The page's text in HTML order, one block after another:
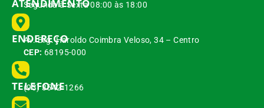
ATENDIMENTO
Segunda à Sexta 08:00 às 18:00
ENDEREÇO
Av. Brg. Haroldo Coimbra Veloso, 34 – Centro
CEP: 68195-000
TELEFONE
(93) 3542-1266